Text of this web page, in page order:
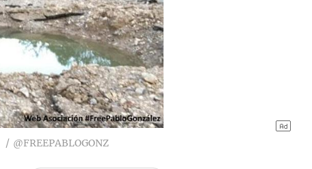
@FREEPABLOGONZ